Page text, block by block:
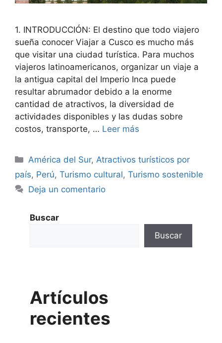
1. INTRODUCCIÓN: El destino que todo viajero
sueña conocer Viajar a Cusco es mucho más
que visitar una ciudad turística. Para muchos
viajeros latinoamericanos, organizar un viaje a
la antigua capital del Imperio Inca puede
resultar abrumador debido a la enorme
cantidad de atractivos, la diversidad de
actividades disponibles y las dudas sobre
costos, transporte, … Leer más
Categorías
América del Sur,Atractivos turísticos por
país, Perú, Turismo cultural, Turismo sostenible
Deja un comentario
Buscar
Buscar
Artículos
recientes